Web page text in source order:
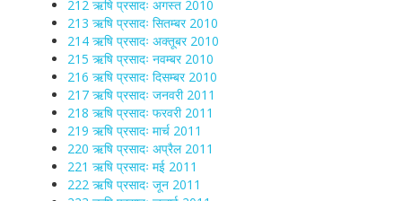
212 ऋषि प्रसादः अगस्त 2010
213 ऋषि प्रसादः सितम्बर 2010
214 ऋषि प्रसादः अक्तूबर 2010
215 ऋषि प्रसादः नवम्बर 2010
216 ऋषि प्रसादः दिसम्बर 2010
217 ऋषि प्रसादः जनवरी 2011
218 ऋषि प्रसादः फरवरी 2011
219 ऋषि प्रसादः मार्च 2011
220 ऋषि प्रसादः अप्रैल 2011
221 ऋषि प्रसादः मई 2011
222 ऋषि प्रसादः जून 2011